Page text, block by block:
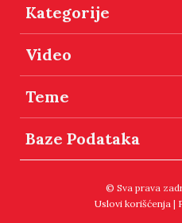
Kategorije
Video
Teme
Baze Podataka
© Sva prava
Uslovi korišćenja |